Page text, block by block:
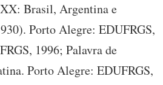
Brasil, Argentina e
Porto Alegre: EDUFRGS,
1996; Palavra de
Porto Alegre: EDUFRGS,